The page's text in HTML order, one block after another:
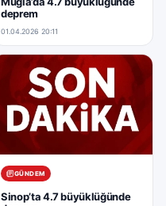
deprem
01.04.2026 20:11
GÜNDEM
Sinop’ta 4.7 büyüklüğünde